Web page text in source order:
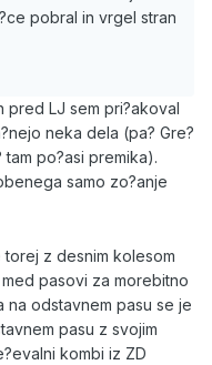
pobral in vrgel stran
pred LJ sem pri?akoval
neka dela (pa? Gre?
po?asi premika).
samo zo?anje
z desnim kolesom
pasovi za morebitno
na odstavnem pasu se je
pasu z svojim
kombi iz ZD